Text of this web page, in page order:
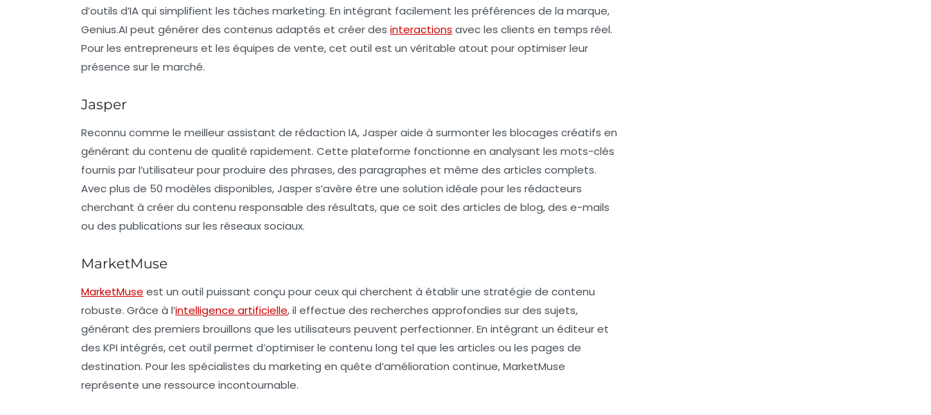
d’outils d’IA qui simplifient les tâches marketing. En intégrant facilement les préférences de la marque,
Genius.AI peut générer des contenus adaptés et créer des interactions avec les clients en temps réel.
Pour les entrepreneurs et les équipes de vente, cet outil est un véritable atout pour optimiser leur
présence sur le marché.
Jasper
Reconnu comme le meilleur assistant de rédaction IA,Jasperaide à surmonter les blocages créatifs en
générant du contenu de qualité rapidement. Cette plateforme fonctionne en analysant les mots-clés
fournis par l’utilisateur pour produire des phrases, des paragraphes et même des articles complets.
Avec plus de 50 modèles disponibles,Jaspers’avère être une solution idéale pour les rédacteurs
cherchant à créer du contenu responsable des résultats, que ce soit des articles de blog, des e-mails
ou des publications sur les réseaux sociaux.
MarketMuse
MarketMuse est un outil puissant conçu pour ceux qui cherchent à établir une stratégie de contenu
robuste. Grâce à l’intelligence artificielle, il effectue des recherches approfondies sur des sujets,
générant des premiers brouillons que les utilisateurs peuvent perfectionner. En intégrant un éditeur et
des KPI intégrés, cet outil permet d’optimiser le contenu long tel que les articles ou les pages de
destination. Pour les spécialistes du marketing en quête d’amélioration continue,MarketMuse
représente une ressource incontournable.